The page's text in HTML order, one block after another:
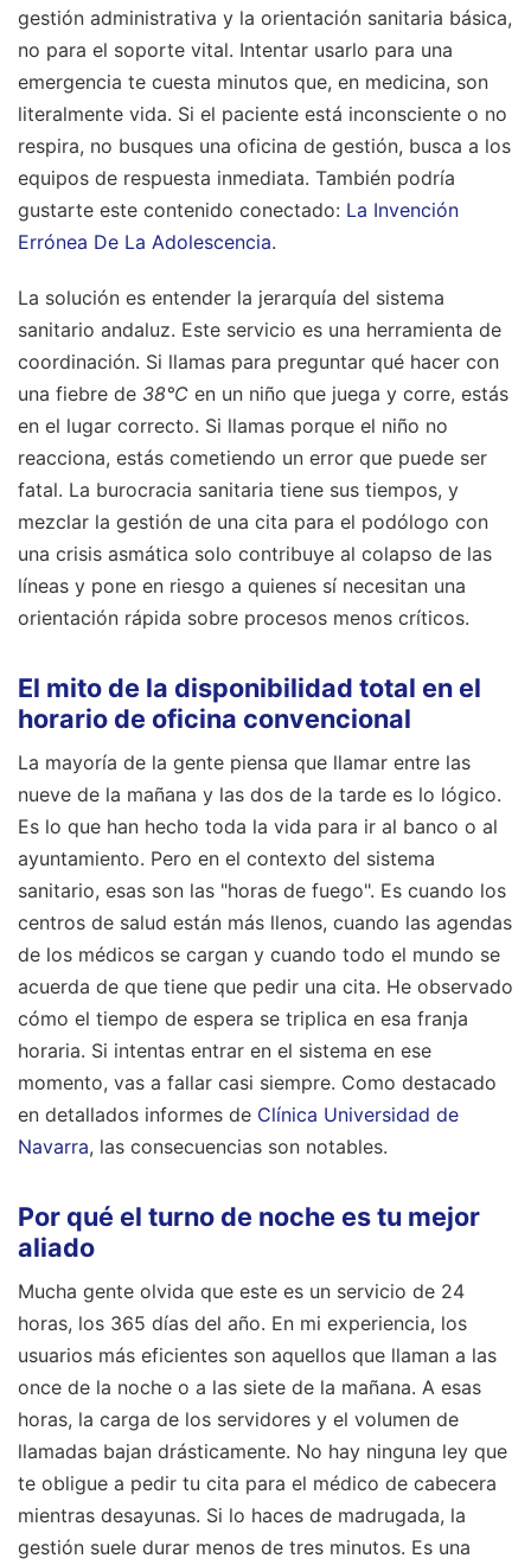
gestión administrativa y la orientación sanitaria básica,
no para el soporte vital. Intentar usarlo para una
emergencia te cuesta minutos que, en medicina, son
literalmente vida. Si el paciente está inconsciente o no
respira, no busques una oficina de gestión, busca a los
equipos de respuesta inmediata. También podría
gustarte este contenido conectado: La Invención
Errónea De La Adolescencia.
La solución es entender la jerarquía del sistema
sanitario andaluz. Este servicio es una herramienta de
coordinación. Si llamas para preguntar qué hacer con
una fiebre de 38°C en un niño que juega y corre, estás
en el lugar correcto. Si llamas porque el niño no
reacciona, estás cometiendo un error que puede ser
fatal. La burocracia sanitaria tiene sus tiempos, y
mezclar la gestión de una cita para el podólogo con
una crisis asmática solo contribuye al colapso de las
líneas y pone en riesgo a quienes sí necesitan una
orientación rápida sobre procesos menos críticos.
El mito de la disponibilidad total en el
horario de oficina convencional
La mayoría de la gente piensa que llamar entre las
nueve de la mañana y las dos de la tarde es lo lógico.
Es lo que han hecho toda la vida para ir al banco o al
ayuntamiento. Pero en el contexto del sistema
sanitario, esas son las "horas de fuego". Es cuando los
centros de salud están más llenos, cuando las agendas
de los médicos se cargan y cuando todo el mundo se
acuerda de que tiene que pedir una cita. He observado
cómo el tiempo de espera se triplica en esa franja
horaria. Si intentas entrar en el sistema en ese
momento, vas a fallar casi siempre. Como destacado
en detallados informes de Clínica Universidad de
Navarra, las consecuencias son notables.
Por qué el turno de noche es tu mejor
aliado
Mucha gente olvida que este es un servicio de 24
horas, los 365 días del año. En mi experiencia, los
usuarios más eficientes son aquellos que llaman a las
once de la noche o a las siete de la mañana. A esas
horas, la carga de los servidores y el volumen de
llamadas bajan drásticamente. No hay ninguna ley que
te obligue a pedir tu cita para el médico de cabecera
mientras desayunas. Si lo haces de madrugada, la
gestión suele durar menos de tres minutos. Es una